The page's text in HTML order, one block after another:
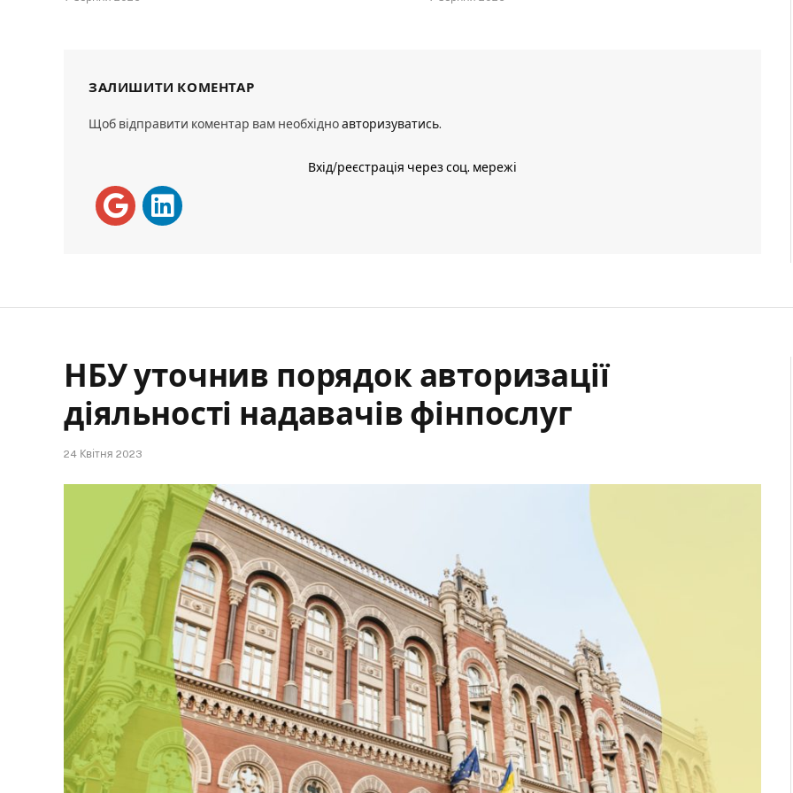
ЗАЛИШИТИ КОМЕНТАР
Щоб відправити коментар вам необхідноавторизуватись.
Вхід/реєстрація через соц. мережі
НБУ уточнив порядок авторизації
діяльності надавачів фінпослуг
24 Квітня 2023